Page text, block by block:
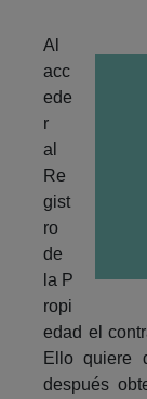
Al
acc
ede
r
al
Re
gist
ro
de
la P
ropi
edad el
Ello quiere
después